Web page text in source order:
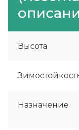
Высота
Назначение